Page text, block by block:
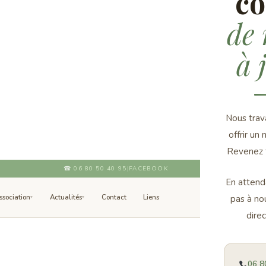
☎06 80 50 40 95| FACEBOOK
▾ Actualités▾ Contact Liens
de
à
Nous
offrir un
En
pas à